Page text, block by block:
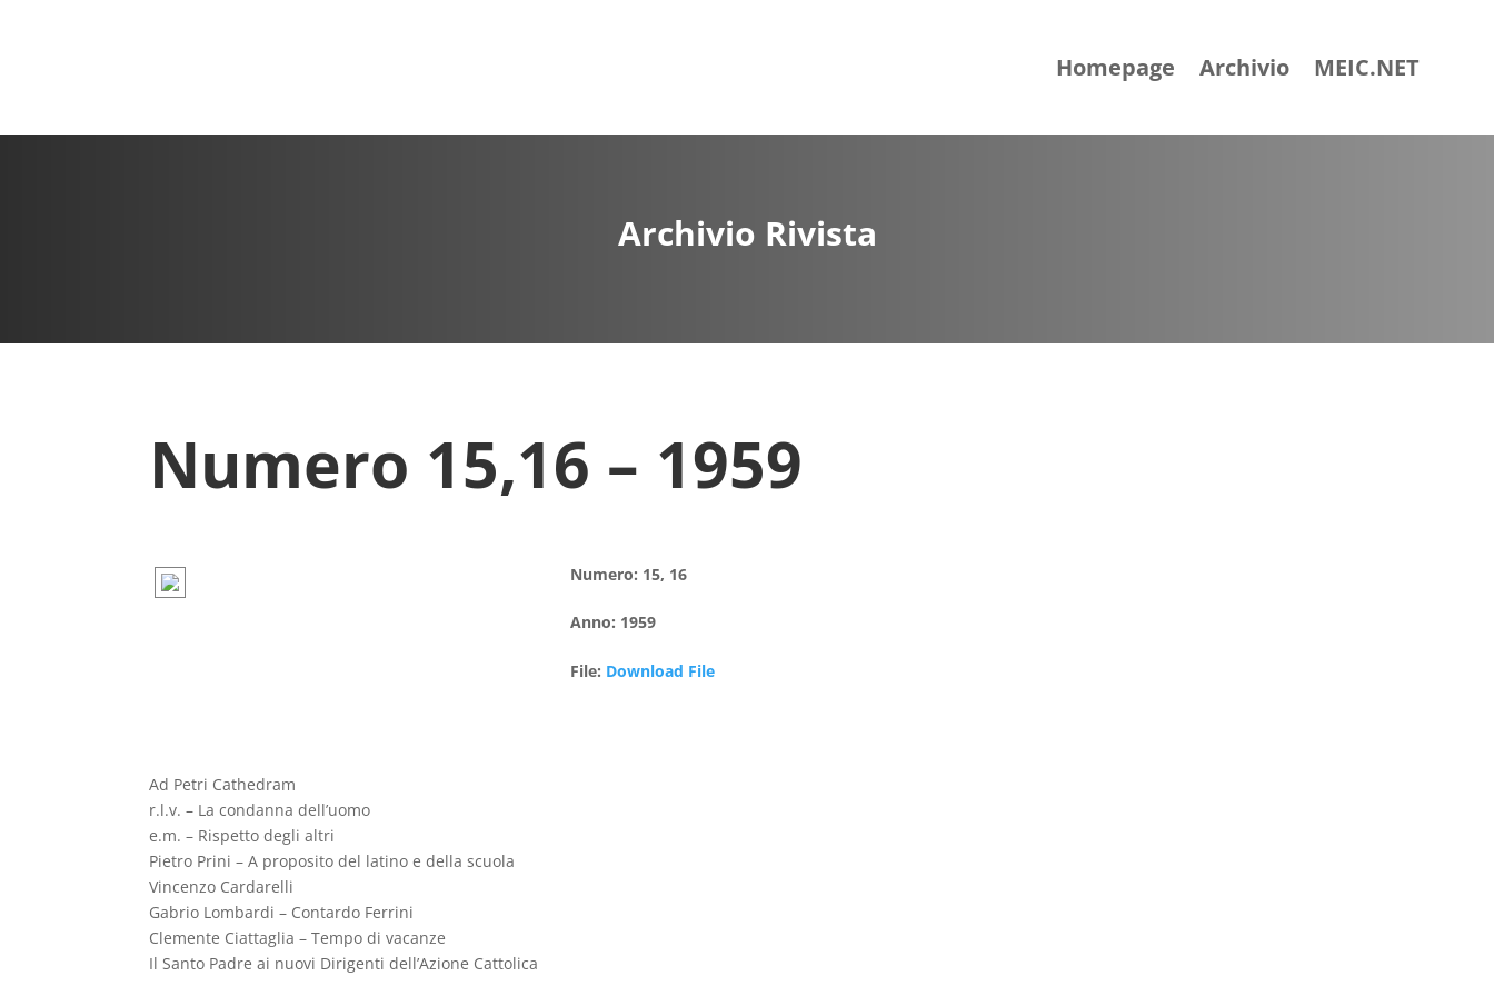
Homepage Archivio MEIC.NET
Archivio Rivista
Numero 15,16 – 1959
Numero: 15, 16
Anno: 1959
File: Download File
Ad Petri Cathedram
r.l.v. – La condanna dell’uomo
e.m. – Rispetto degli altri
Pietro Prini – A proposito del latino e della scuola
Vincenzo Cardarelli
Gabrio Lombardi – Contardo Ferrini
Clemente Ciattaglia – Tempo di vacanze
Il Santo Padre ai nuovi Dirigenti dell’Azione Cattolica